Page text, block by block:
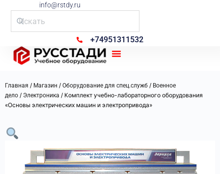
info@rstdy.ru
+74951311532
Главная / Магазин / Оборудование для спец.служб / Военное
дело / Электроника / Комплект учебно-лабораторного оборудования
«Основы электрических машин и электропривода»